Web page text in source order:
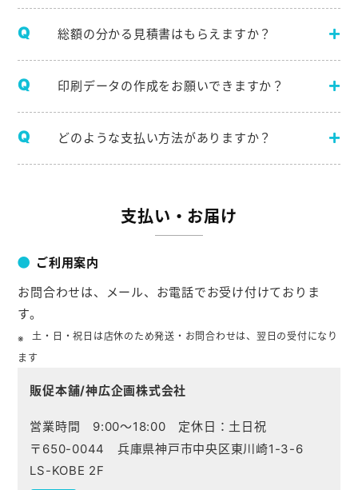
総額の分かる見積書はもらえますか？
印刷データの作成をお願いできますか？
どのような支払い方法がありますか？
支払い・お届け
ご利用案内
お問合わせは、メール、お電話でお受け付けておりま
す。
土・日・祝日は店休のため発送・お問合わせは、翌日の受付になり
ます
販促本舗/神広企画株式会社
営業時間 9:00～18:00 定休日：土日祝
〒650-0044 兵庫県神戸市中央区東川崎1-3-6
LS-KOBE 2F